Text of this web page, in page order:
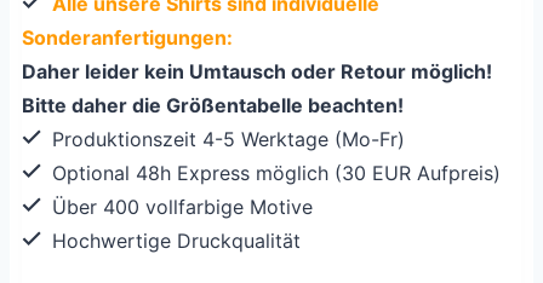
Sonderanfertigungen:
Daher leider kein Umtausch oder Retour möglich!
Bitte daher die Größentabelle beachten!
Produktionszeit 4-5 Werktage (Mo-Fr)
Optional 48h Express möglich (30 EUR Aufpreis)
Über 400 vollfarbige Motive
Hochwertige Druckqualität